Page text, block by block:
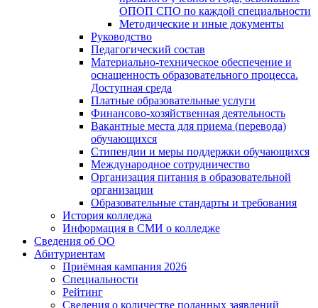
ОПОП СПО по каждой специальности
Методические и иные документы
Руководство
Педагогический состав
Материально-техническое обеспечение и
оснащенность образовательного процесса.
Доступная среда
Платные образовательные услуги
Финансово-хозяйственная деятельность
Вакантные места для приема (перевода)
обучающихся
Стипендии и меры поддержки обучающихся
Международное сотрудничество
Организация питания в образовательной
организации
Образовательные стандарты и требования
История колледжа
Информация в СМИ о колледже
Сведения об ОО
Абитуриентам
Приёмная кампания 2026
Специальности
Рейтинг
Сведения о количестве поданных заявлений